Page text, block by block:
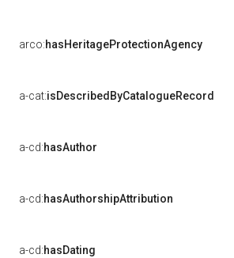
arco:hasHeritageProtectionAgency
a-cat:isDescribedByCatalogueRecord
a-cd:hasAuthor
a-cd:hasAuthorshipAttribution
a-cd:hasDating